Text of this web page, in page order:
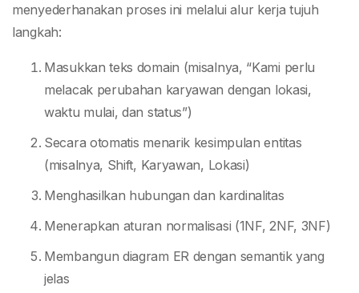
menyederhanakan proses ini melalui alur kerja tujuh
langkah:
Masukkan teks domain (misalnya, “Kami perlu
melacak perubahan karyawan dengan lokasi,
waktu mulai, dan status”)
Secara otomatis menarik kesimpulan entitas
(misalnya, Shift, Karyawan, Lokasi)
Menghasilkan hubungan dan kardinalitas
Menerapkan aturan normalisasi (1NF, 2NF, 3NF)
Membangun diagram ER dengan semantik yang
jelas